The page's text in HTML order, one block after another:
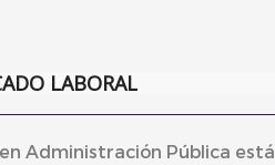
LABORAL
Administración Pública está